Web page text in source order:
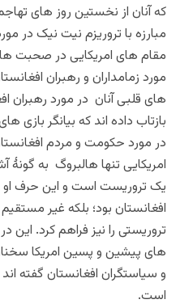
که آنان از نخستین روز های
مبارزه با تروریزم نیت نیک در
مقام های امریکایی در صحبت
مورد زمامداران و رهبران
های قلبی آنان در مورد رهبران
بازتاب داده اند که بیانگر بازی
در مورد حکومت و مردم
امریکایی تنها هالبروگ به
یک تروریست است و این حرف او
افغانستان بود؛ بلکه غیر
تروریستی را نیز فراهم کرد.
های پیشین و پسین امریکا
و سیاستگران افغانستان گفته
است.